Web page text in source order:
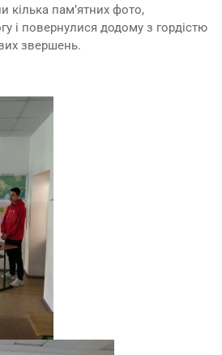
кілька пам’ятних фото,
і повернулися додому з гордістю
звершень.